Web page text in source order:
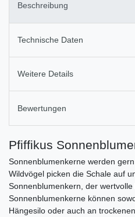
Beschreibung
Technische Daten
Weitere Details
Bewertungen
Pfiffikus
Sonnenblumenkerne werden
Wildvögel picken die Schale auf
Sonnenblumenkern, der wertvolle
Sonnenblumenkerne können
Hängesilo oder auch an